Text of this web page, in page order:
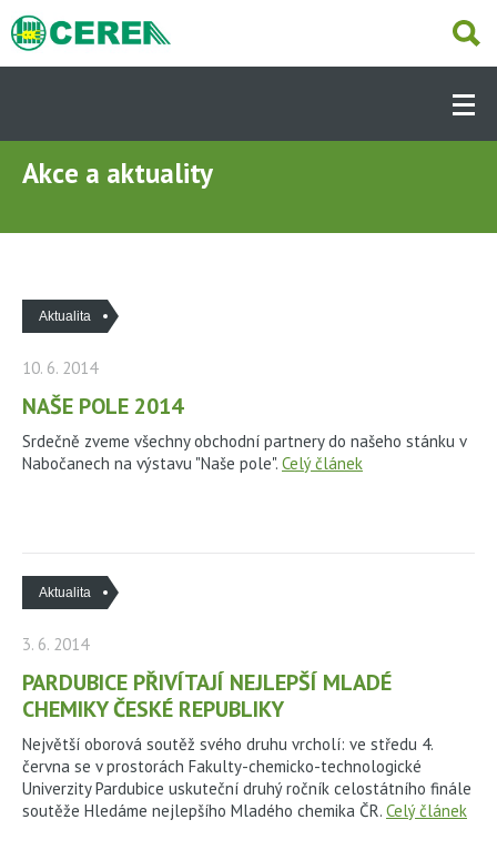
Přejít
hlavnímu
-
Dcery
(CS)
NABÍZÍME
OBCHODNÍ ČINNOST
SLUŽBY
PRODEJNY
Akce a aktuality
Aktualita
10. 6. 2014
NAŠE POLE 2014
Srdečně zveme všechny obchodní partnery do našeho stánku v
Nabočanech na výstavu "Naše pole". Celý článek
Aktualita
3. 6. 2014
PARDUBICE PŘIVÍTAJÍ NEJLEPŠÍ MLADÉ
CHEMIKY ČESKÉ REPUBLIKY
Největší oborová soutěž svého druhu vrcholí: ve středu 4.
června se v prostorách Fakulty-chemicko-technologické
Univerzity Pardubice uskuteční druhý ročník celostátního finále
soutěže Hledáme nejlepšího Mladého chemika ČR. Celý článek